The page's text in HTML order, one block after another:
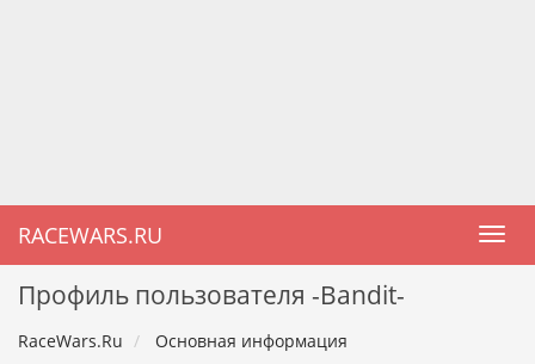
RACEWARS.RU
Профиль пользователя -Bandit-
RaceWars.Ru Основная информация